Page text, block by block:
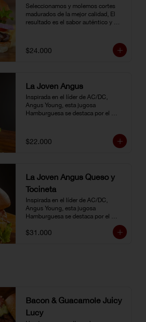
Seleccionamos y molemos cortes
madurados de la mejor calidad, El
resultado es el sabor auténtico y
término que usted elija. Armela como
quiera.
$24.000
La Joven Angus
Inspirada en el líder de AC/DC,
Angus Young, esta jugosa
Hamburguesa se destaca por el
$22.000
La Joven Angus Queso y
Tocineta
Inspirada en el líder de AC/DC,
Angus Young, esta jugosa
Hamburguesa se destaca por el
Certified Angus Beef®.
$31.000
Bacon & Guacamole Juicy
Lucy